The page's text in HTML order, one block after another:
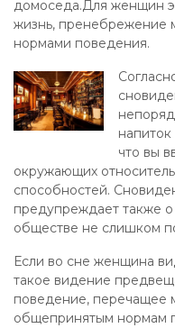
домоседа.Для женщин
жизнь, пренебрежение
нормами поведения.
что вы
окружающих
способностей.
предупреждает также о
обществе не слишком
Если во сне женщина
такое видение
поведение, перечащее
общепринятым нормам